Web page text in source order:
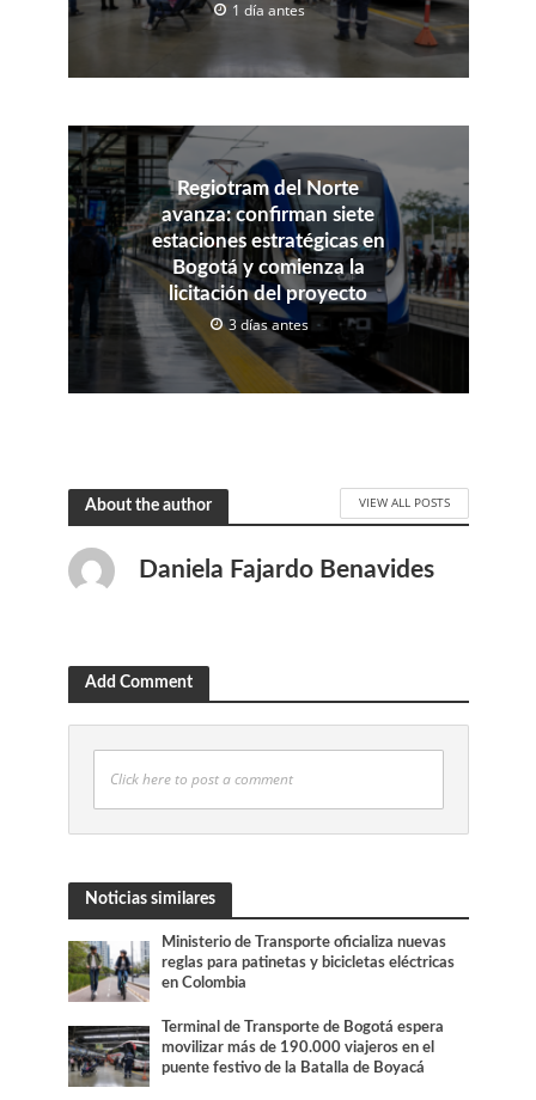
1 día antes
Regiotram del Norte
avanza: confirman siete
estaciones estratégicas en
Bogotá y comienza la
licitación del proyecto
3 días antes
About the author VIEW ALL POSTS
Daniela Fajardo Benavides
Add Comment
Click here to post a comment
Noticias similares
Ministerio de Transporte oficializa nuevas
reglas para patinetas y bicicletas eléctricas
en Colombia
Terminal de Transporte de Bogotá espera
movilizar más de 190.000 viajeros en el
puente festivo de la Batalla de Boyacá